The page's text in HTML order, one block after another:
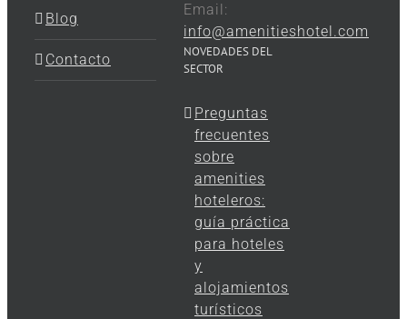
Blog
Contacto
Email:
info@amenitieshotel.com
NOVEDADES DEL
SECTOR
Preguntas
frecuentes
sobre
amenities
hoteleros:
guía práctica
para hoteles
y
alojamientos
turísticos